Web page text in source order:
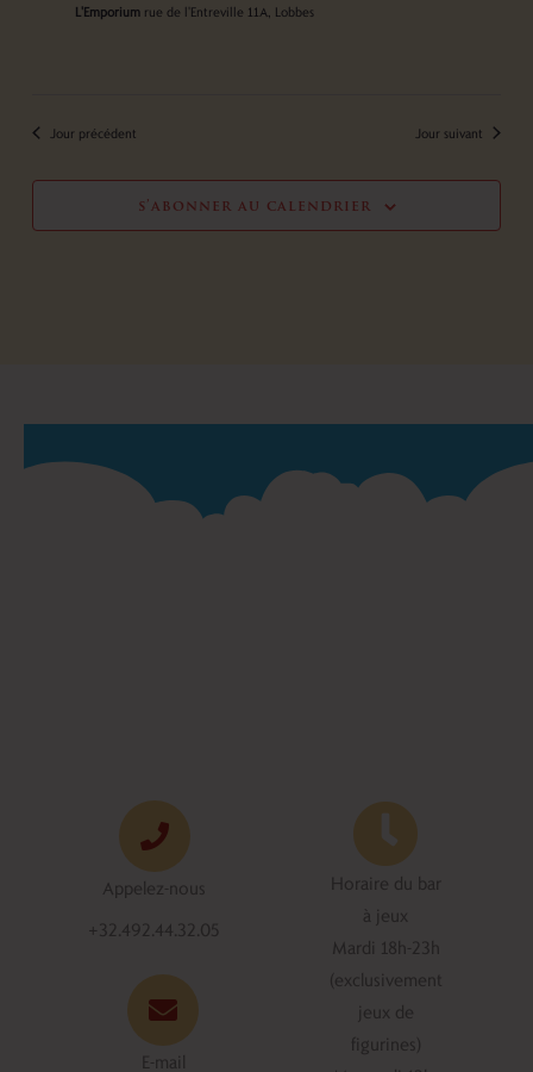
L'Emporium rue de l'Entreville 11A, Lobbes
Jour précédent Jour suivant
s’abonner au calendrier
Appelez-nous
+32.492.44.32.05
E-mail
Horaire du bar
à jeux
Mardi 18h-23h
(exclusivement
jeux de
figurines)